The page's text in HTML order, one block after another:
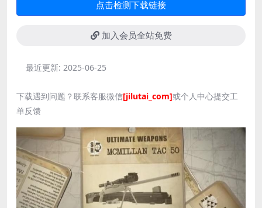
点击检测下载链接
加入会员全站免费
最近更新: 2025-06-25
下载遇到问题？联系客服微信[jilutai_com]或个人中心提交工
单反馈